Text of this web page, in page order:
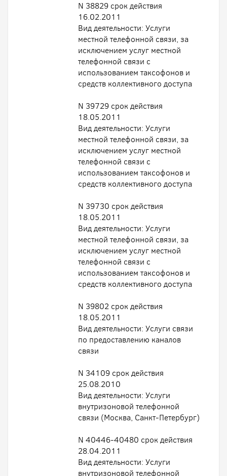
N 38829 срок действия
16.02.2011
Вид деятельности: Услуги
местной телефонной связи, за
исключением услуг местной
телефонной связи с
использованием таксофонов и
средств коллективного доступа
N 39729 срок действия
18.05.2011
Вид деятельности: Услуги
местной телефонной связи, за
исключением услуг местной
телефонной связи с
использованием таксофонов и
средств коллективного доступа
N 39730 срок действия
18.05.2011
Вид деятельности: Услуги
местной телефонной связи, за
исключением услуг местной
телефонной связи с
использованием таксофонов и
средств коллективного доступа
N 39802 срок действия
18.05.2011
Вид деятельности: Услуги связи
по предоставлению каналов
связи
N 34109 срок действия
25.08.2010
Вид деятельности: Услуги
внутризоновой телефонной
связи (Москва, Санкт-Петербург)
N 40446-40480 срок действия
28.04.2011
Вид деятельности: Услуги
внутризоновой телефонной